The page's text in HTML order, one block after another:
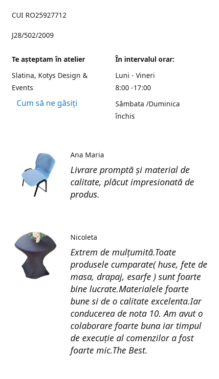
CUI RO25927712
J28/502/2009
Te aşteptam în atelier
Slatina, Kotys Design &
Events
Cum să ne găsiți
În intervalul orar:
Luni - Vineri
8:00 -17:00
Sâmbata /Duminica
închis
Livrare promptă și material de
calitate, plăcut impresionată de
produs.
Ana Maria
Extrem de mulțumită.Toate
produsele cumparate( huse, fete de
masa, drapaj, esarfe ) sunt foarte
bine lucrate.Materialele foarte
bune si de o calitate excelenta.Iar
conducerea de nota 10. Am avut o
colaborare foarte buna iar timpul
de execuție al comenzilor a fost
foarte mic.The Best.
Nicoleta